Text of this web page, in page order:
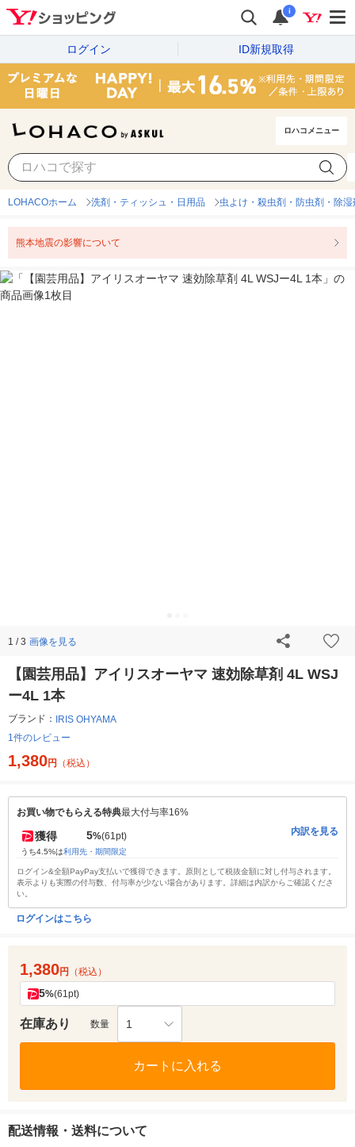
i
ログイン ID新規取得
ロハコメニュー
LOHACOホーム 洗剤・ティッシュ・日用品 虫よけ・殺虫剤・防虫剤・除湿
熊本地震の影響について
1 / 3 画像を見る
【園芸用品】アイリスオーヤマ 速効除草剤 4L WSJ
ー4L 1本
ブランド： IRIS OHYAMA
1件のレビュー
1,380円 （税込）
お買い物でもらえる特典最大付与率16%
獲得 5%(61pt)
うち4.5%は利用先・期間限定
内訳を見る
ログイン&全額PayPay支払いで獲得できます。原則として税抜金額に対し付与されます。
表示よりも実際の付与数、付与率が少ない場合があります。詳細は内訳からご確認くださ
い。
ログインはこちら
1,380円 （税込）
5%(61pt)
在庫あり 数量 1
カートに入れる
配送情報・送料について